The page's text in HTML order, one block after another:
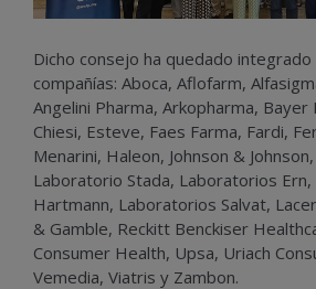
Dicho consejo ha quedado
compañías: Aboca, Aflofarm,
Angelini Pharma, Arkopharma, Bayer
Chiesi, Esteve, Faes Farma, Fardi,
Menarini, Haleon, Johnson &
Laboratorio Stada, Laboratorios
Hartmann, Laboratorios Salvat,
& Gamble, Reckitt Benckiser
Consumer Health, Upsa, Uriach
Vemedia, Viatris y Zambon.